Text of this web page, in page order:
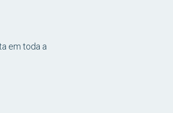
em toda a